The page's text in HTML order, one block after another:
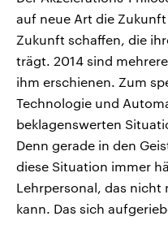
auf neue Art die
Zukunft schaffen, die
trägt. 2014 sind
ihm erschienen. Zum
Technologie und
beklagenswerten
Denn gerade in den
diese Situation immer
Lehrpersonal, das nicht
kann. Das sich